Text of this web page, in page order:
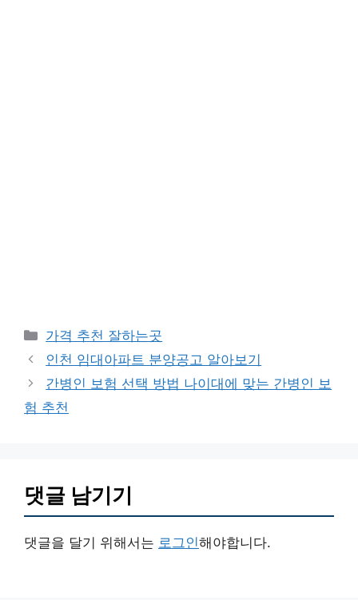
카
테
리
가격 추천 잘하는곳
인천 임대아파트 분양공고 알아보기
간병인 보험 선택 방법 나이대에 맞는 간병인 보
험 추천
댓글 남기기
댓글을 달기 위해서는 로그인해야합니다.